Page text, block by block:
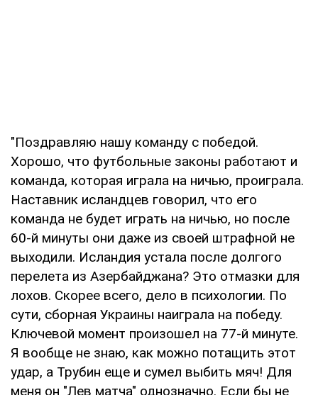
"Поздравляю нашу команду с победой.
Хорошо, что футбольные законы работают и
команда, которая играла на ничью, проиграла.
Наставник исландцев говорил, что его
команда не будет играть на ничью, но после
60-й минуты они даже из своей штрафной не
выходили. Исландия устала после долгого
перелета из Азербайджана? Это отмазки для
лохов. Скорее всего, дело в психологии. По
сути, сборная Украины наиграла на победу.
Ключевой момент произошел на 77-й минуте.
Я вообще не знаю, как можно потащить этот
удар, а Трубин еще и сумел выбить мяч! Для
меня он "Лев матча" однозначно. Если бы не